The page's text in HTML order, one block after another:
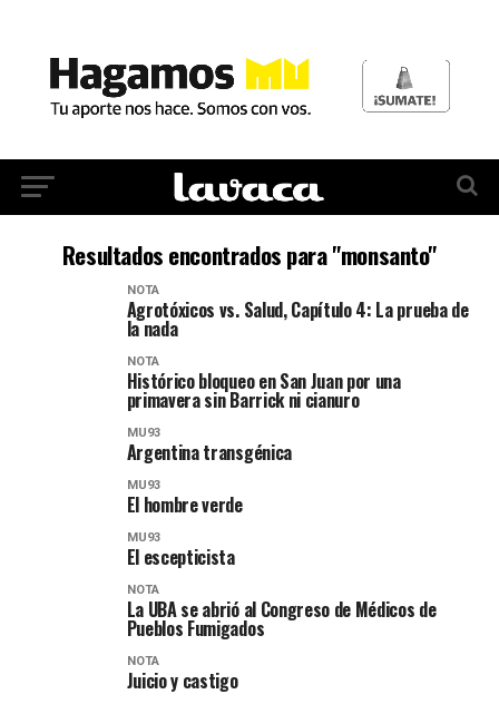
Resultados encontrados para "monsanto"
NOTA
Agrotóxicos vs. Salud, Capítulo 4: La prueba de
la nada
NOTA
Histórico bloqueo en San Juan por una
primavera sin Barrick ni cianuro
MU93
Argentina transgénica
MU93
El hombre verde
MU93
El escepticista
NOTA
La UBA se abrió al Congreso de Médicos de
Pueblos Fumigados
NOTA
Juicio y castigo